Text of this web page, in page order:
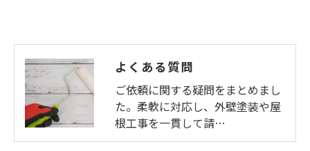
よくある質問
ご依頼に関する疑問をまとめまし
た。柔軟に対応し、外壁塗装や屋
根工事を一貫して請…